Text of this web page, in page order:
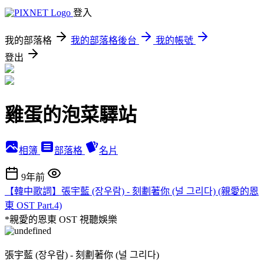
登入
我的部落格 我的部落格後台
我的帳號
登出
雞蛋的泡菜驛站
相簿 部落格 名片
9年前
【韓中歌詞】張宇藍 (장우람) - 刻劃著你 (널 그리다) (親愛的恩
東 OST Part.4)
*親愛的恩東 OST 視聽娛樂
張宇藍 (장우람) - 刻劃著你 (널 그리다)